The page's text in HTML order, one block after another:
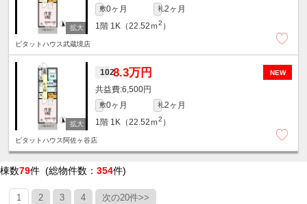
敷0ヶ月 礼2ヶ月
1階 1K（22.52ｍ2 ）
ピタットハウス武蔵境店
NEW
1028.3万円
6,500円
敷0ヶ月 礼2ヶ月
1階 1K（22.52ｍ2 ）
ピタットハウス阿佐ヶ谷店
棟数79件 (総物件数： 354件)
1 2 3 4 次の20件>>